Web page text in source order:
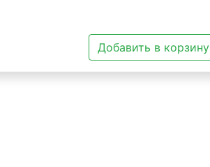
Добавить в корзину